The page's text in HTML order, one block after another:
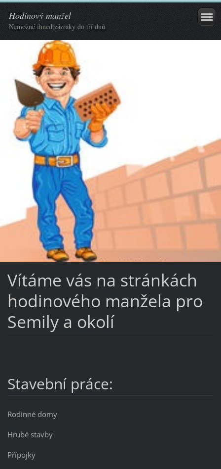
Hodinový manžel
Nemožné ihned,zázraky do tří dnů
Vítáme vás na stránkách
hodinového manžela pro
Semily a okolí
Stavební práce:
Rodinné domy
Hrubé stavby
Přípojky